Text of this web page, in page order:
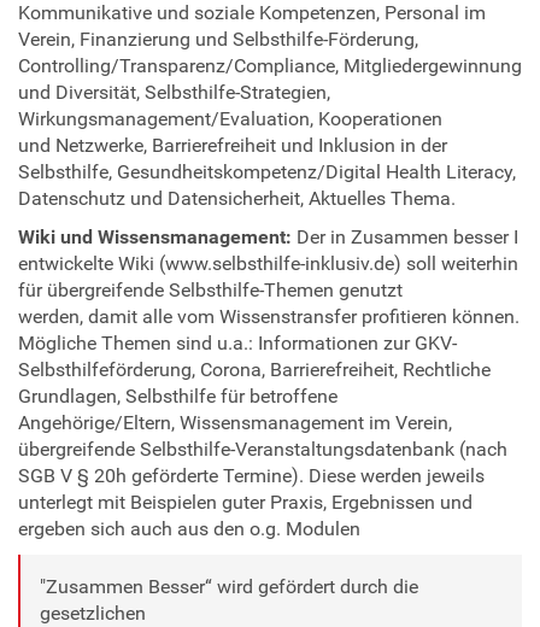
Kommunikative und soziale Kompetenzen, Personal im
Verein, Finanzierung und Selbsthilfe-Förderung,
Controlling/Transparenz/Compliance, Mitgliedergewinnung
und Diversität, Selbsthilfe-Strategien,
Wirkungsmanagement/Evaluation, Kooperationen
und Netzwerke, Barrierefreiheit und Inklusion in der
Selbsthilfe, Gesundheitskompetenz/Digital Health Literacy,
Datenschutz und Datensicherheit, Aktuelles Thema.
Wiki und Wissensmanagement: Der in Zusammen besser I
entwickelte Wiki (www.selbsthilfe-inklusiv.de) soll weiterhin
für übergreifende Selbsthilfe-Themen genutzt
werden, damit alle vom Wissenstransfer profitieren können.
Mögliche Themen sind u.a.: Informationen zur GKV-
Selbsthilfeförderung, Corona, Barrierefreiheit, Rechtliche
Grundlagen, Selbsthilfe für betroffene
Angehörige/Eltern, Wissensmanagement im Verein,
übergreifende Selbsthilfe-Veranstaltungsdatenbank (nach
SGB V § 20h geförderte Termine). Diese werden jeweils
unterlegt mit Beispielen guter Praxis, Ergebnissen und
ergeben sich auch aus den o.g. Modulen
"Zusammen Besser“ wird gefördert durch die
gesetzlichen